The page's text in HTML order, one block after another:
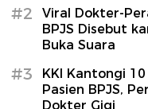
#2
Viral Dokter-
BPJS Disebut
Buka Suara
#3
KKI Kantongi
Pasien BPJS,
Dokter Gigi